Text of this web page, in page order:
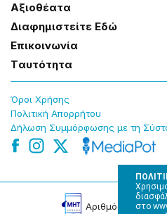
στο
Αξɩοθέατα
Δɩαφημɩστείτε Εδώ
Επɩκοɩνωνία
Tαυτότητα
Όροɩ Χρήσης
Πολɩτɩκή Απορρήτου
Δήλωση Συμμόρφωσης με τη
Αρɩθμός